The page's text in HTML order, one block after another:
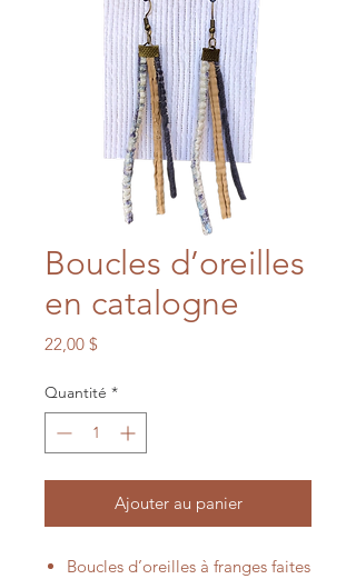
Boucles d’oreilles
en catalogne
22,00 $
Quantité *
Ajouter au panier
Boucles d’oreilles à franges faites